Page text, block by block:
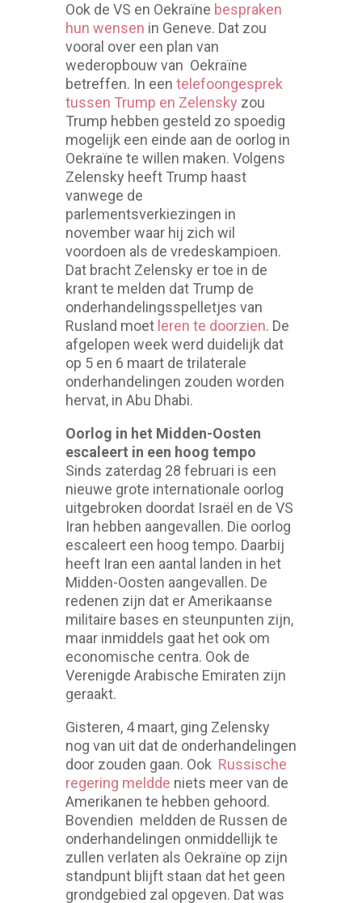
Ook de VS en Oekraïne bespraken
hun wensen in Geneve. Dat zou
vooral over een plan van
wederopbouw van Oekraïne
betreffen. In een telefoongesprek
tussen Trump en Zelensky zou
Trump hebben gesteld zo spoedig
mogelijk een einde aan de oorlog in
Oekraïne te willen maken. Volgens
Zelensky heeft Trump haast
vanwege de
parlementsverkiezingen in
november waar hij zich wil
voordoen als de vredeskampioen.
Dat bracht Zelensky er toe in de
krant te melden dat Trump de
onderhandelingsspelletjes van
Rusland moet leren te doorzien. De
afgelopen week werd duidelijk dat
op 5 en 6 maart de trilaterale
onderhandelingen zouden worden
hervat, in Abu Dhabi.
Oorlog in het Midden-Oosten
escaleert in een hoog tempo
Sinds zaterdag 28 februari is een
nieuwe grote internationale oorlog
uitgebroken doordat Israël en de VS
Iran hebben aangevallen. Die oorlog
escaleert een hoog tempo. Daarbij
heeft Iran een aantal landen in het
Midden-Oosten aangevallen. De
redenen zijn dat er Amerikaanse
militaire bases en steunpunten zijn,
maar inmiddels gaat het ook om
economische centra. Ook de
Verenigde Arabische Emiraten zijn
geraakt.
Gisteren, 4 maart, ging Zelensky
nog van uit dat de onderhandelingen
door zouden gaan. Ook Russische
regering meldde niets meer van de
Amerikanen te hebben gehoord.
Bovendien meldden de Russen de
onderhandelingen onmiddellijk te
zullen verlaten als Oekraïne op zijn
standpunt blijft staan dat het geen
grondgebied zal opgeven. Dat was